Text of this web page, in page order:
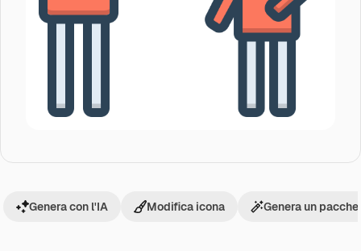
Genera con l'IA Modifica icona Genera un